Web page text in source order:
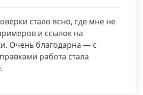
стало ясно, где мне не
и ссылок на
Очень благодарна — с
работа стала